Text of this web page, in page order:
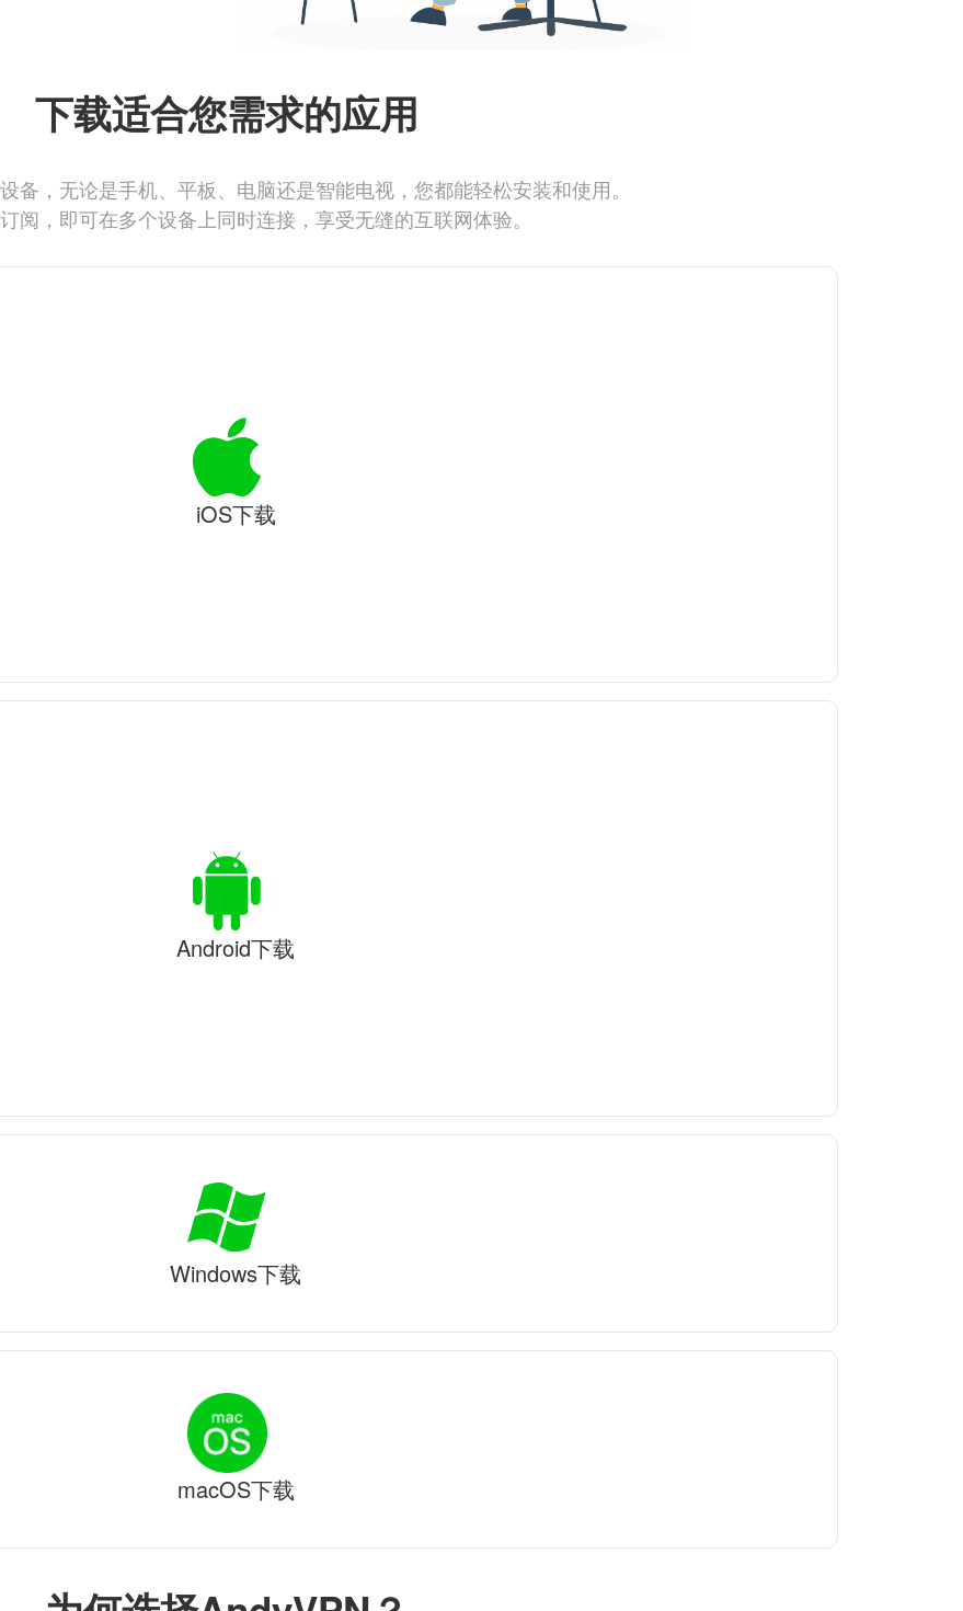
下载适合您需求的应用
备，无论是手机、平板、电脑还是智能电视，您都能轻松安装和使用。
阅，即可在多个设备上同时连接，享受无缝的互联网体验。
iOS下载
Android下载
Windows下载
macOS下载